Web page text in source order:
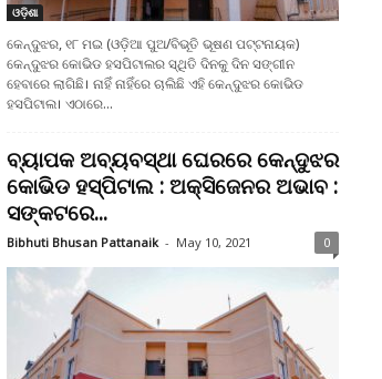
ଓଡ଼ିଶା
କେନ୍ଦୁଝର, ୧୮ ମଇ (ଓଡ଼ିଆ ପୁଅ/ବିଭୂତି ଭୂଷଣ ପଟ୍ଟନାୟକ)
କେନ୍ଦୁଝର କୋଭିଡ ହସପିଟାଲର ସ୍ଥିତି ଦିନକୁ ଦିନ ସଙ୍ଗୀନ
ହେବାରେ ଲାଗିଛି। ନାହିଁ ନାହିଁରେ ଚାଲିଛି ଏହି କେନ୍ଦୁଝର କୋଭିଡ
ହସପିଟାଲ। ଏଠାରେ...
ବ୍ୟାପକ ଅବ୍ୟବସ୍ଥା ଘେରରେ କେନ୍ଦୁଝର
କୋଭିଡ ହସ୍‌ପିଟାଲ : ଅକ୍ସିଜେନର ଅଭାବ :
ସଙ୍କଟରେ...
Bibhuti Bhusan Pattanaik - May 10, 2021 0